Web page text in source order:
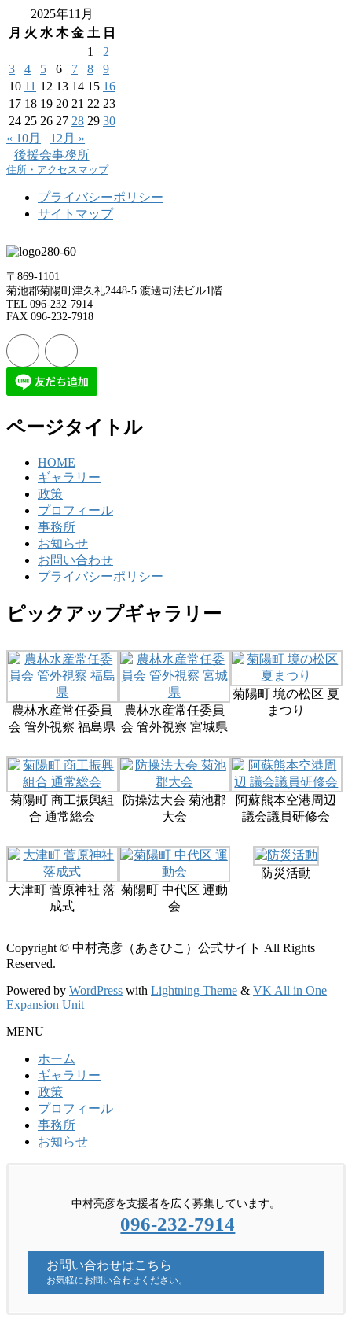
2025年11月
月 火 水 木 金 土 日
1
2
3
4 5 6 7 8
9
10 11 12 13 14 15 16
17 18 19 20 21 22 23
24 25 26 27 28 29 30
« 10月
12月 »
後援会事務所
住所・アクセスマップ
プライバシーポリシー
サイトマップ
〒869-1101
菊池郡菊陽町津久礼2448-5 渡邊司法ビル1階
TEL 096-232-7914
FAX 096-232-7918
ページタイトル
HOME
ギャラリー
政策
プロフィール
事務所
お知らせ
お問い合わせ
プライバシーポリシー
ピックアップギャラリー
農林水産常任委員
会 管外視察 福島県
農林水産常任委員
会 管外視察 宮城県
菊陽町 境の松区 夏
まつり
菊陽町 商工振興組
合 通常総会
防操法大会 菊池郡
大会
阿蘇熊本空港周辺
議会議員研修会
大津町 菅原神社 落
成式
菊陽町 中代区 運動
会
防災活動
Copyright © 中村亮彦（あきひこ）公式サイト All Rights
Reserved.
Powered by WordPress with Lightning Theme & VK All in One
Expansion Unit
MENU
ホーム
ギャラリー
政策
プロフィール
事務所
お知らせ
中村亮彦を支援者を広く募集しています。
096-232-7914
お問い合わせはこちら
お気軽にお問い合わせください。